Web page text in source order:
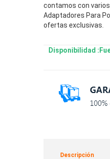
contamos con
Adaptadores Para
ofertas exclusivas.
Disponibilidad
Descripción